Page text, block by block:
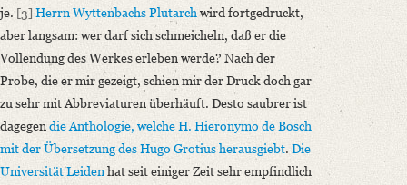
je.[3] Herrn WyttenbachsPlutarchwird fortgedruckt,
aber langsam: wer darf sich schmeicheln, daß er die
Vollendung des Werkes erleben werde? Nach der
Probe, die er mir gezeigt, schien mir der Druck doch gar
zu sehr mit Abbreviaturen überhäuft. Desto saubrer ist
dagegendie Anthologie, welcheH. Hieronymo de Bosch
mit der Übersetzungdes Hugo Grotiusherausgiebt. Die
UniversitätLeidenhat seit einiger Zeit sehr empfindlich